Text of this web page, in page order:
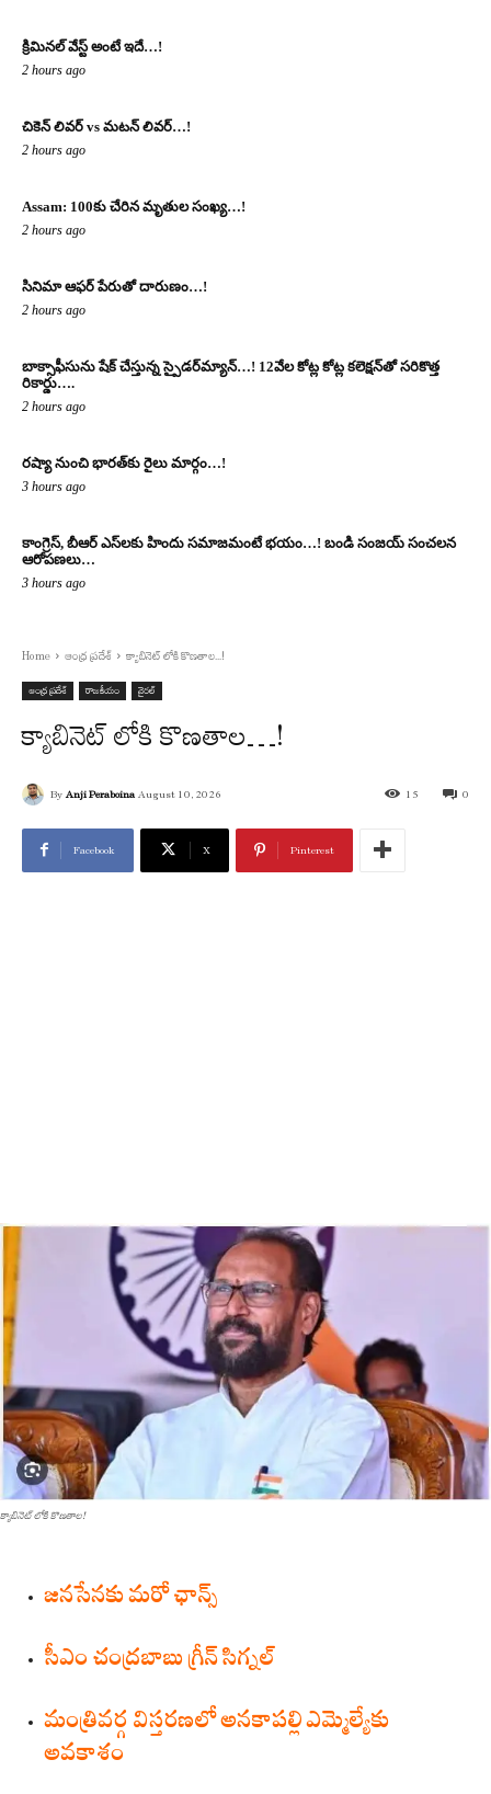
క్రిమినల్ వేస్ట్ అంటే ఇదే…!
2 hours ago
చికెన్ లివర్ vs మటన్ లివర్…!
2 hours ago
Assam: 100కు చేరిన మృతుల సంఖ్య‌…!
2 hours ago
సినిమా ఆఫర్ పేరుతో దారుణం…!
2 hours ago
బాక్సాఫీసును షేక్ చేస్తున్న స్పైడ‌ర్‌మ్యాన్‌…! 12వేల కోట్ల కోట్ల క‌లెక్ష‌న్‌తో స‌రికొత్త
రికార్డు….
2 hours ago
రష్యా నుంచి భారత్‌కు రైలు మార్గం…!
3 hours ago
కాంగ్రెస్‌, బీఆర్ ఎస్‌ల‌కు హిందు స‌మాజ‌మంటే భ‌యం…! బండి సంజ‌య్ సంచ‌ల‌న
ఆరోప‌ణ‌లు…
3 hours ago